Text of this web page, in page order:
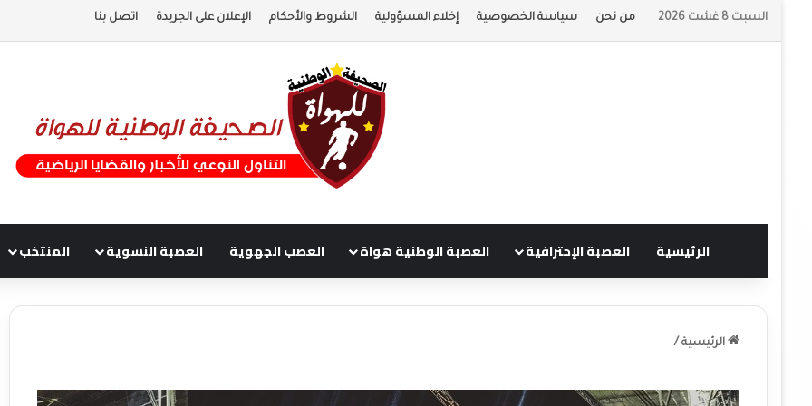
السبت 8 غشت 2026 من نحن سياسة الخصوصية إخلاء المسؤولية الشروط والأحكام الإعلان على الجريدة اتصل بنا
الرئيسية العصبة الإحترافية العصبة الوطنية هواة العصب الجهوية العصبة النسوية المنتخب
الرئيسية /